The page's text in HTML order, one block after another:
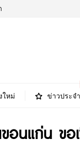
ใหม่ ข่าวประจ
นแก่น ขอ